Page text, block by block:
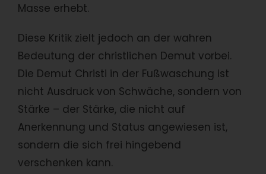
Masse erhebt.
Diese Kritik zielt jedoch an der wahren
Bedeutung der christlichen Demut vorbei.
Die Demut Christi in der Fußwaschung ist
nicht Ausdruck von Schwäche, sondern von
Stärke – der Stärke, die nicht auf
Anerkennung und Status angewiesen ist,
sondern die sich frei hingebend
verschenken kann.